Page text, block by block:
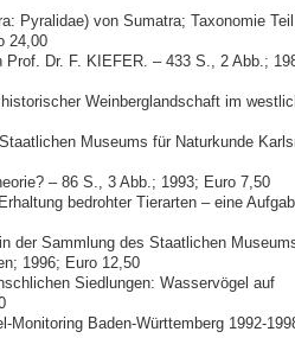
Pyralidae) von Sumatra; Taxonomie Teil
24,00
Dr. F. KIEFER. – 433 S., 2 Abb.;
Weinberglandschaft im
Museums für Naturkunde
– 86 S., 3 Abb.; 1993; Euro 7,50
bedrohter Tierarten – eine
der Sammlung des Staatlichen
1996; Euro 12,50
Siedlungen: Wasservögel auf
Baden-Württemberg 1992-